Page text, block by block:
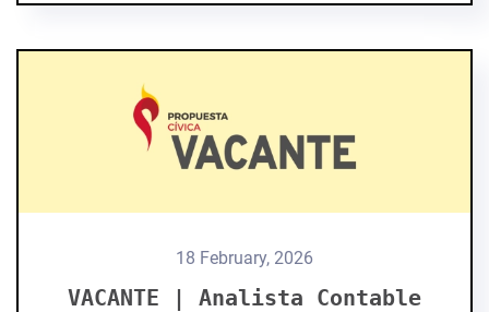
18 February, 2026
VACANTE | Analista Contable